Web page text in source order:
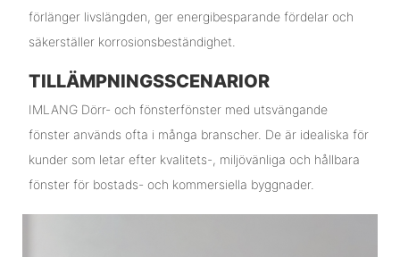
förlänger livslängden, ger energibesparande fördelar och
säkerställer korrosionsbeständighet.
TILLÄMPNINGSSCENARIOR
IMLANG Dörr- och fönsterfönster med utsvängande
fönster används ofta i många branscher. De är idealiska för
kunder som letar efter kvalitets-, miljövänliga och hållbara
fönster för bostads- och kommersiella byggnader.